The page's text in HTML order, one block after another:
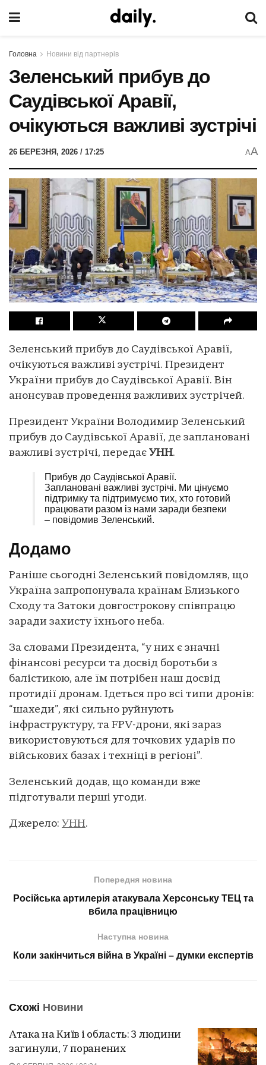
Головна Новини від партнерів
Зеленський прибув до
Саудівської Аравії,
очікуються важливі зустрічі
26 БЕРЕЗНЯ, 2026 / 17:25 AA
Зеленський прибув до Саудівської Аравії,
очікуються важливі зустрічі. Президент
України прибув до Саудівської Аравії. Він
анонсував проведення важливих зустрічей.
Президент України Володимир Зеленський
прибув до Саудівської Аравії, де заплановані
важливі зустрічі, передає УНН.
Прибув до Саудівської Аравії.
Заплановані важливі зустрічі. Ми цінуємо
підтримку та підтримуємо тих, хто готовий
працювати разом із нами заради безпеки
– повідомив Зеленський.
Додамо
Раніше сьогодні Зеленський повідомляв, що
Україна запропонувала країнам Близького
Сходу та Затоки довгострокову співпрацю
заради захисту їхнього неба.
За словами Президента, “у них є значні
фінансові ресурси та досвід боротьби з
балістикою, але їм потрібен наш досвід
протидії дронам. Ідеться про всі типи дронів:
“шахеди”, які сильно руйнують
інфраструктуру, та FPV-дрони, які зараз
використовуються для точкових ударів по
військових базах і техніці в регіоні”.
Зеленський додав, що команди вже
підготували перші угоди.
Джерело: УНН.
Попередня новина
Російська артилерія атакувала Херсонську ТЕЦ та
вбила працівницю
Наступна новина
Коли закінчиться війна в Україні – думки експертів
Схожі Новини
Атака на Київ і область: 3 людини
загинули, 7 поранених